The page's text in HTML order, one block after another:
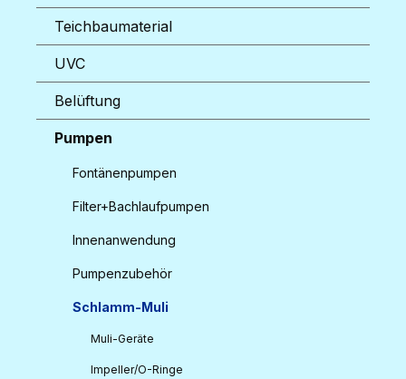
Teichbaumaterial
UVC
Belüftung
Pumpen
Fontänenpumpen
Filter+Bachlaufpumpen
Innenanwendung
Pumpenzubehör
Schlamm-Muli
Muli-Geräte
Impeller/O-Ringe